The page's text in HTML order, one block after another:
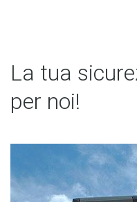
La tua
per noi!